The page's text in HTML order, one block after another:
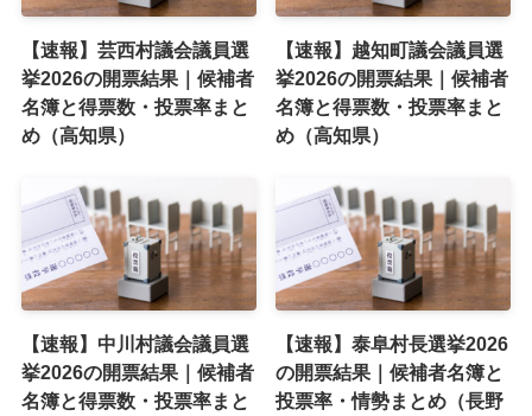
【速報】芸西村議会議員選
挙2026の開票結果｜候補者
名簿と得票数・投票率まと
め（高知県）
【速報】越知町議会議員選
挙2026の開票結果｜候補者
名簿と得票数・投票率まと
め（高知県）
【速報】中川村議会議員選
挙2026の開票結果｜候補者
名簿と得票数・投票率まと
【速報】泰阜村長選挙2026
の開票結果｜候補者名簿と
投票率・情勢まとめ（長野